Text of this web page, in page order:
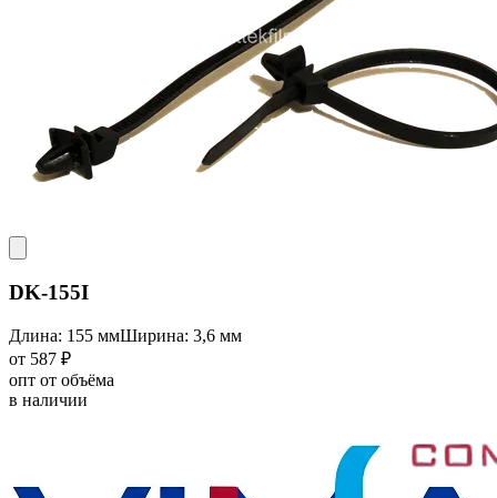
DK-155I
Длина: 155 ммШирина: 3,6 мм
от 587 ₽
опт от объёма
в наличии